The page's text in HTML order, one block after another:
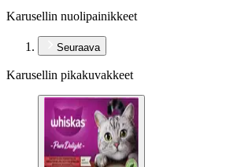
Karusellin nuolipainikkeet
Seuraava
Karusellin pikakuvakkeet